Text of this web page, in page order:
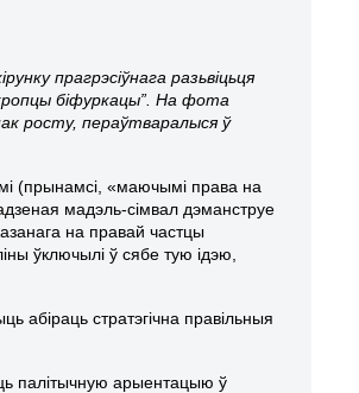
прагрэсіўнага разьвіцьця
біфуркацы”. На фота
росту, пераўтваралыся ў
(прынамсі, «маючымі права на
мадэль-сімвал дэманструе
на правай частцы
ўключылі ў сябе тую ідэю,
абіраць стратэгічна правільныя
палітычную арыентацыю ў